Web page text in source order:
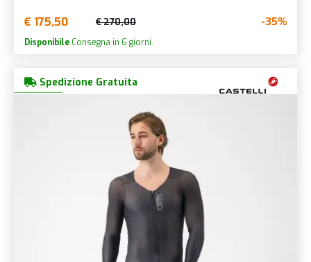
€ 175,50 € 270,00 -35%
Disponibile Consegna in 6 giorni.
Spedizione Gratuita